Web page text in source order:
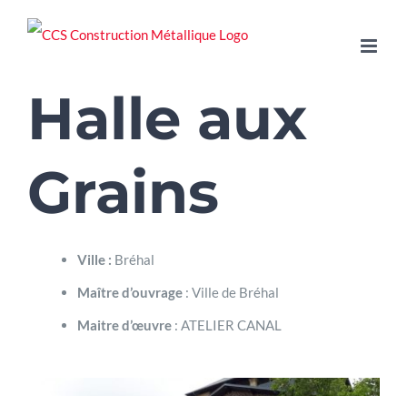
Passer
Halle aux
Grains
Ville : Bréhal
Maître d’ouvrage : Ville de Bréhal
Maitre d’œuvre : ATELIER CANAL